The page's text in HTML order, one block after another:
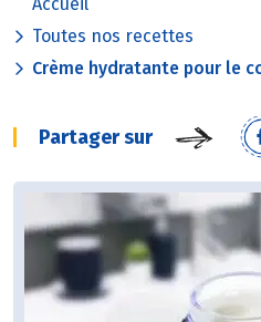
Toutes nos recettes
Crème hydratante pour le
Partager sur